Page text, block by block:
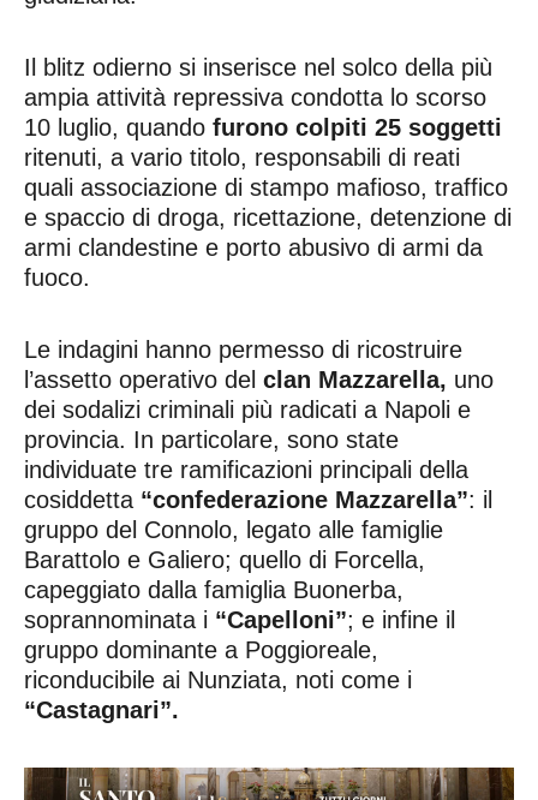
Il blitz odierno si inserisce nel solco della più
ampia attività repressiva condotta lo scorso
10 luglio, quando furono colpiti 25 soggetti
ritenuti, a vario titolo, responsabili di reati
quali associazione di stampo mafioso, traffico
e spaccio di droga, ricettazione, detenzione di
armi clandestine e porto abusivo di armi da
fuoco.
Le indagini hanno permesso di ricostruire
l’assetto operativo del clan Mazzarella, uno
dei sodalizi criminali più radicati a Napoli e
provincia. In particolare, sono state
individuate tre ramificazioni principali della
cosiddetta “confederazione Mazzarella”: il
gruppo del Connolo, legato alle famiglie
Barattolo e Galiero; quello di Forcella,
capeggiato dalla famiglia Buonerba,
soprannominata i “Capelloni”; e infine il
gruppo dominante a Poggioreale,
riconducibile ai Nunziata, noti come i
“Castagnari”.